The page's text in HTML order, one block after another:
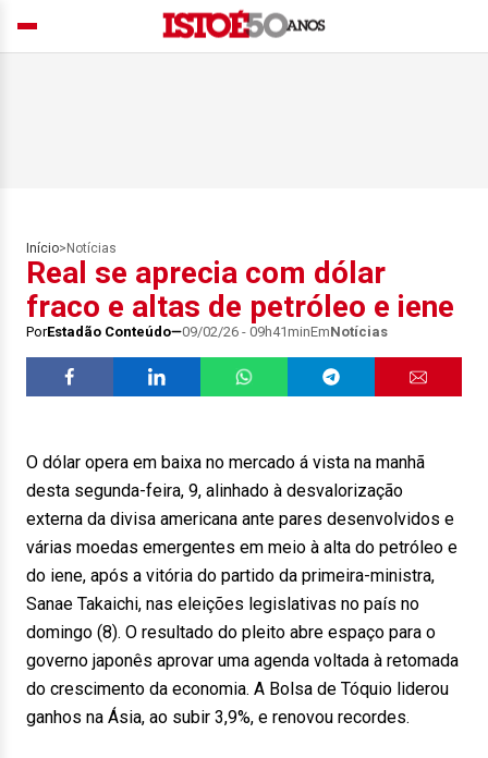
Início> Notícias
Real se aprecia com dólar
fraco e altas de petróleo e iene
PorEstadão Conteúdo 09/02/26 - 09h41minEmNotícias
O dólar opera em baixa no mercado á vista na manhã
desta segunda-feira, 9, alinhado à desvalorização
externa da divisa americana ante pares desenvolvidos e
várias moedas emergentes em meio à alta do petróleo e
do iene, após a vitória do partido da primeira-ministra,
Sanae Takaichi, nas eleições legislativas no país no
domingo (8). O resultado do pleito abre espaço para o
governo japonês aprovar uma agenda voltada à retomada
do crescimento da economia. A Bolsa de Tóquio liderou
ganhos na Ásia, ao subir 3,9%, e renovou recordes.